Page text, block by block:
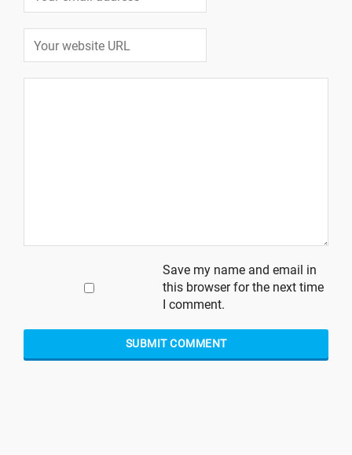
Save my name and email in
this browser for the next time
I comment.